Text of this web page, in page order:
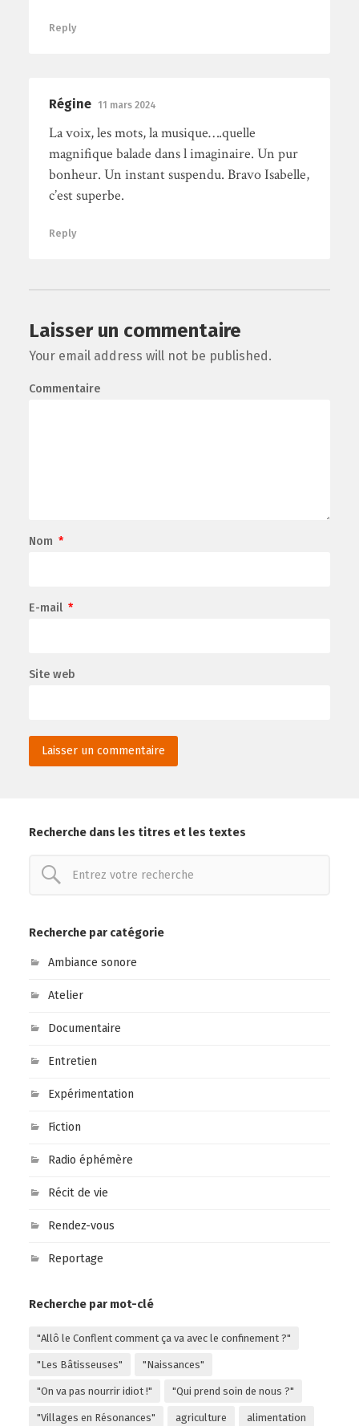
Reply
Régine 11 mars 2024
La voix, les mots, la musique….quelle
magnifique balade dans l imaginaire. Un pur
bonheur. Un instant suspendu. Bravo Isabelle,
c’est superbe.
Reply
Laisser un commentaire
Your email address will not be published.
Commentaire
Nom *
E-mail *
Site web
Recherche dans les titres et les textes
Recherche par catégorie
Ambiance sonore
Atelier
Documentaire
Entretien
Expérimentation
Fiction
Radio éphémère
Récit de vie
Rendez-vous
Reportage
Recherche par mot-clé
"Allô le Conflent comment ça va avec le confinement ?"
"Les Bâtisseuses" "Naissances"
"On va pas nourrir idiot !" "Qui prend soin de nous ?"
"Villages en Résonances" agriculture alimentation